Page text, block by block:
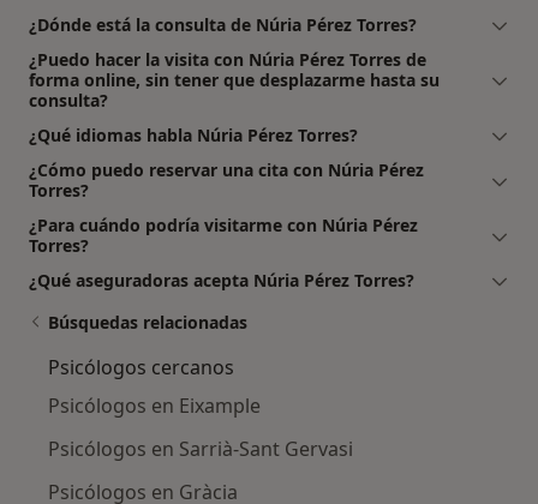
¿Dónde está la consulta de Núria Pérez Torres?
¿Puedo hacer la visita con Núria Pérez Torres de
forma online, sin tener que desplazarme hasta su
consulta?
¿Qué idiomas habla Núria Pérez Torres?
¿Cómo puedo reservar una cita con Núria Pérez
Torres?
¿Para cuándo podría visitarme con Núria Pérez
Torres?
¿Qué aseguradoras acepta Núria Pérez Torres?
Búsquedas relacionadas
Psicólogos cercanos
Psicólogos en Eixample
Psicólogos en Sarrià-Sant Gervasi
Psicólogos en Gràcia